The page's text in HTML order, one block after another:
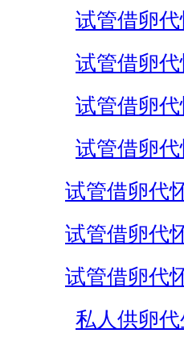
试管借卵
试管借卵
试管借卵
试管借卵
试管借卵代
试管借卵代
试管借卵代
私人供卵